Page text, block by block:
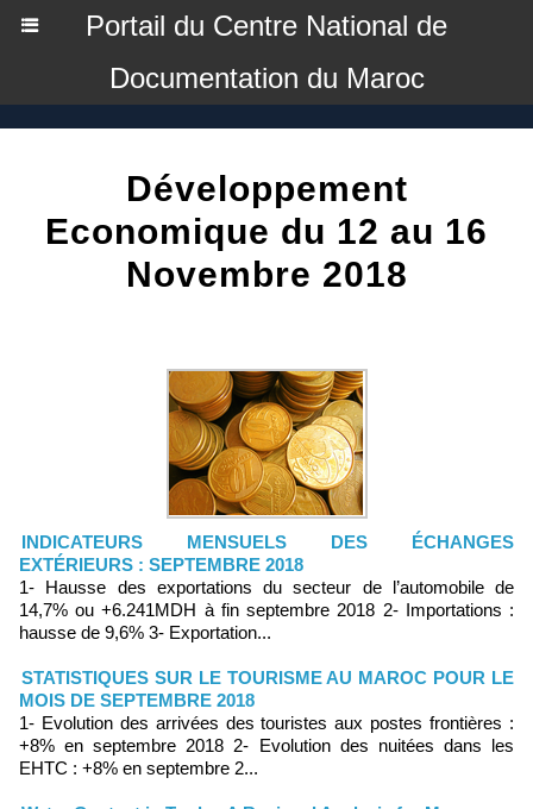
Portail du Centre National de
Documentation du Maroc
Développement
Economique du 12 au 16
Novembre 2018
INDICATEURS MENSUELS DES ÉCHANGES
EXTÉRIEURS : SEPTEMBRE 2018
1- Hausse des exportations du secteur de l’automobile de
14,7% ou +6.241MDH à fin septembre 2018 2- Importations :
hausse de 9,6% 3- Exportation...
STATISTIQUES SUR LE TOURISME AU MAROC POUR LE
MOIS DE SEPTEMBRE 2018
1- Evolution des arrivées des touristes aux postes frontières :
+8% en septembre 2018 2- Evolution des nuitées dans les
EHTC : +8% en septembre 2...